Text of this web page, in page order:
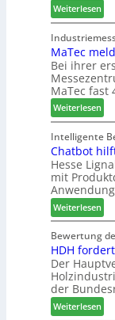
t
s
f
ü
h
r
r
e
n
f
ü
r
P
a
n
t
a
g
o
-
F
r
ä
s
e
r
u
n
d
-
V
e
r
b
i
n
d
e
r
Weiterlesen:
W
e
C
a
r
e
-
A
k
t
i
o
n
s
w
o
c
h
e
n
2
MaTec
Bei ihrer
MaTec fast
Weiterlesen:
M
a
T
e
c
m
e
l
d
e
t
B
e
s
Intelligente
Chatbot
Hesse
mit
Weiterlesen:
C
h
a
t
b
o
t
Bewertung
HDH
Der
der
Weiterlesen: